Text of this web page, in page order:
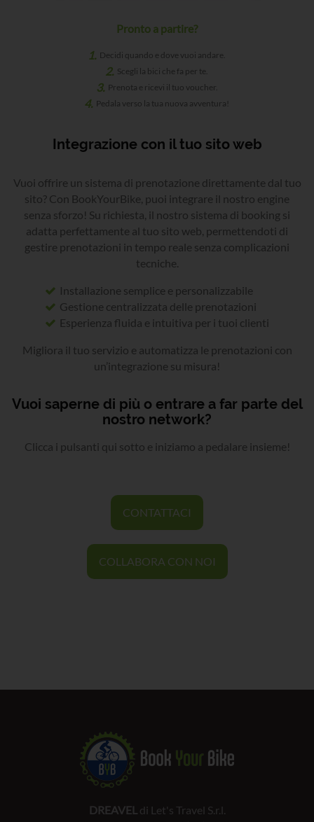
Pronto a partire?
1. Decidi quando e dove vuoi andare.
2. Scegli la bici che fa per te.
3. Prenota e ricevi il tuo voucher.
4. Pedala verso la tua nuova avventura!
Integrazione con il tuo sito web
Vuoi offrire un sistema di prenotazione direttamente dal tuo
sito? Con BookYourBike, puoi integrare il nostro engine
senza sforzo! Su richiesta, il nostro sistema di booking si
adatta perfettamente al tuo sito web, permettendoti di
gestire prenotazioni in tempo reale senza complicazioni
tecniche.
Installazione semplice e personalizzabile
Gestione centralizzata delle prenotazioni
Esperienza fluida e intuitiva per i tuoi clienti
Migliora il tuo servizio e automatizza le prenotazioni con
un’integrazione su misura!
Vuoi saperne di più o entrare a far parte del
nostro network?
Clicca i pulsanti qui sotto e iniziamo a pedalare insieme!
CONTATTACI
COLLABORA CON NOI
DREAVELdi Let's Travel S.r.l.